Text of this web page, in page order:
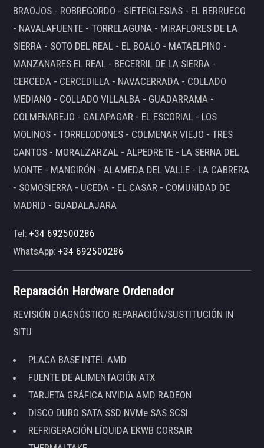
BRAOJOS - ROBREGORDO - SIETEIGLESIAS - EL BERRUECO
- NAVALAFUENTE - TORRELAGUNA - MIRAFLORES DE LA
SIERRA - SOTO DEL REAL - EL BOALO - MATAELPINO -
MANZANARES EL REAL - BECERRIL DE LA SIERRA -
CERCEDA - CERCEDILLA - NAVACERRADA - COLLADO
MEDIANO - COLLADO VILLALBA - GUADARRAMA -
COLMENAREJO - GALAPAGAR - EL ESCORIAL - LOS
MOLINOS - TORRELODONES - COLMENAR VIEJO - TRES
CANTOS - MORALZARZAL - ALPEDRETE - LA SERNA DEL
MONTE - MANGIRÓN - ALAMEDA DEL VALLE - LA CABRERA
- SOMOSIERRA - UCEDA - EL CASAR - COMUNIDAD DE
MADRID - GUADALAJARA
Tel:+34 692500286
WhatsApp:+34 692500286
Reparación Hardware Ordenador
REVISIÓN DIAGNÓSTICO REPARACIÓN/SUSTITUCIÓN IN
SITU
PLACA BASE INTEL AMD
FUENTE DE ALIMENTACIÓN ATX
TARJETA GRÁFICA NVIDIA AMD RADEON
DISCO DURO SATA SSD NVMe SAS SCSI
REFRIGERACIÓN LÍQUIDA EKWB CORSAIR